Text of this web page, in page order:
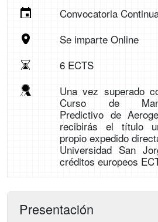
Convocatoria
Se imparte Online
6 ECTS
Una vez superado
Curso de
Predictivo de
recibirás el título
propio expedido
Universidad San
créditos europeos
Presentación